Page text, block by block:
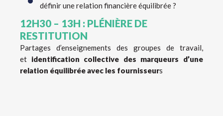
définir une relation financière équilibrée ?
12H30 – 13H : PLÉNIÈRE DE
RESTITUTION
Partages d’enseignements des groupes de travail,
et identification collective des marqueurs d’une
relation équilibrée avec les fournisseurs